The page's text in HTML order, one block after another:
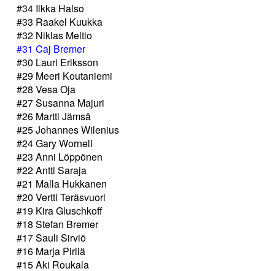
#34 Ilkka Halso
#33 Raakel Kuukka
#32 Niklas Meltio
#31 Caj Bremer
#30 Lauri Eriksson
#29 Meeri Koutaniemi
#28 Vesa Oja
#27 Susanna Majuri
#26 Martti Jämsä
#25 Johannes Wilenius
#24 Gary Wornell
#23 Anni Löppönen
#22 Antti Saraja
#21 Malla Hukkanen
#20 Vertti Teräsvuori
#19 Kira Gluschkoff
#18 Stefan Bremer
#17 Sauli Sirviö
#16 Marja Pirilä
#15 Aki Roukala